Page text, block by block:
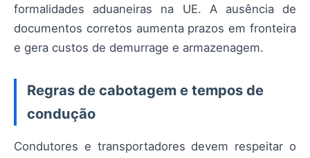
formalidades aduaneiras na UE. A ausência de
documentos corretos aumenta prazos em fronteira
e gera custos de demurrage e armazenagem.
Regras de cabotagem e tempos de
condução
Condutores e transportadores devem respeitar o